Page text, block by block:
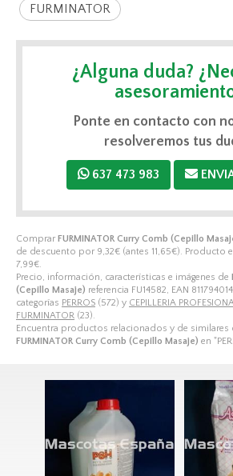
Comprar FURMINATOR Curry Comb (Cepillo
de descuento por 9,32€ (antes 11,65€). Producto
7,99€
Precio, información, características e imágenes de
(Cepillo Masaje) referencia FU14582, EAN
categorías PERROS (572) y CEPILLERIA
FURMINATOR (23).
Encuentra productos relacionados y de similares
FURMINATOR Curry Comb (Cepillo Masaje) en
FURMINATOR
¿Alguna duda?
Ponte en contacto con
resolveremos tus
637 473 983